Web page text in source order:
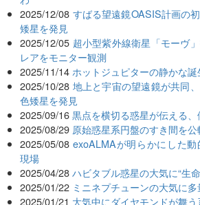
2025/12/08 すばる望遠鏡OASIS計画の
矮星を発見
2025/12/05 超小型紫外線衛星「モーヴ
レアをモニター観測
2025/11/14 ホットジュピターの静かな誕
2025/10/28 地上と宇宙の望遠鏡が共同
色矮星を発見
2025/09/16 黒点を横切る惑星が伝える
2025/08/29 原始惑星系円盤のすき間を
2025/05/08 exoALMAが明らかにした
現場
2025/04/28 ハビタブル惑星の大気に“生
2025/01/22 ミニネプチューンの大気に
2025/01/21 大気中にダイヤモンドが舞